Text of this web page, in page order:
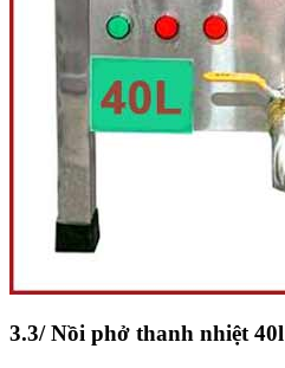
3.3/ Nồi phở thanh nhiệt 40l